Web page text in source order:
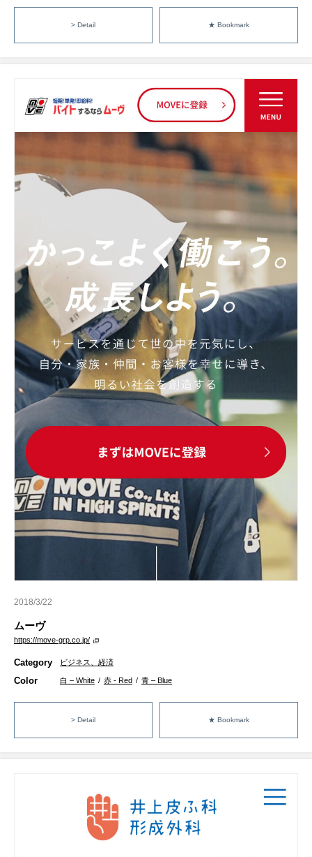
> Detail ★ Bookmark
2018/3/22
ムーヴ
https://move-grp.co.jp/
Category ビジネス、経済
Color 白 – White / 赤 - Red / 青 – Blue
> Detail ★ Bookmark